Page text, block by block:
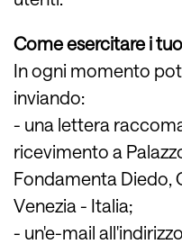
Come esercitare i
In ogni momento
inviando:
- una lettera
ricevimento a
Fondamenta Diedo,
Venezia - Italia;
- un'e-mail all'indirizzo